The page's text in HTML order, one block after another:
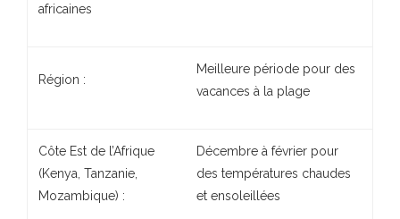
africaines
Région :
Meilleure période pour des
vacances à la plage
Côte Est de l’Afrique
(Kenya, Tanzanie,
Mozambique) :
Décembre à février pour
des températures chaudes
et ensoleillées